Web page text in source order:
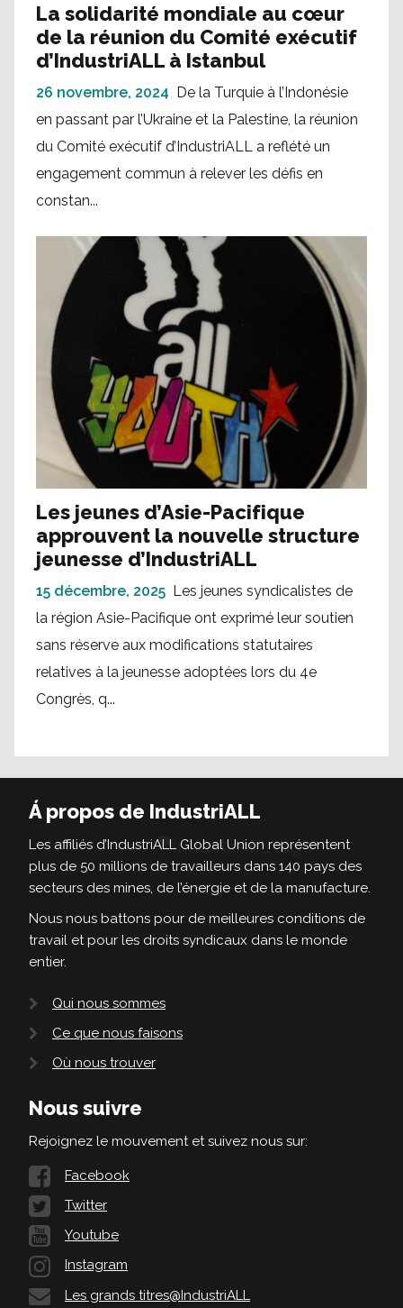
La solidarité mondiale au cœur
de la réunion du Comité exécutif
d’IndustriALL à Istanbul
26 novembre, 2024 De la Turquie à l’Indonésie
en passant par l’Ukraine et la Palestine, la réunion
du Comité exécutif d’IndustriALL a reflété un
engagement commun à relever les défis en
constan...
Les jeunes d’Asie-Pacifique
approuvent la nouvelle structure
jeunesse d’IndustriALL
15 décembre, 2025 Les jeunes syndicalistes de
la région Asie-Pacifique ont exprimé leur soutien
sans réserve aux modifications statutaires
relatives à la jeunesse adoptées lors du 4e
Congrès, q...
Á propos de IndustriALL
Les affiliés d’IndustriALL Global Union représentent
plus de 50 millions de travailleurs dans 140 pays des
secteurs des mines, de l’énergie et de la manufacture.
Nous nous battons pour de meilleures conditions de
travail et pour les droits syndicaux dans le monde
entier.
Qui nous sommes
Ce que nous faisons
Où nous trouver
Nous suivre
Rejoignez le mouvement et suivez nous sur:
Facebook
Twitter
Youtube
Instagram
Les grands titres@IndustriALL